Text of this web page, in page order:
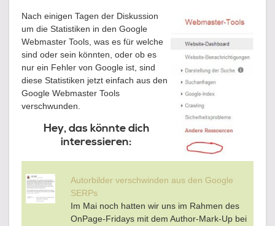
Nach einigen Tagen der Diskussion
um die Statistiken in den Google
Webmaster Tools, was es für welche
sind oder sein könnten, oder ob es
nur ein Fehler von Google ist, sind
diese Statistiken jetzt einfach aus den
Google Webmaster Tools
verschwunden.
Hey, das könnte dich
interessieren:
Autorbilder verschwinden aus den Google
SERPs
Im Mai noch hatten wir uns im Rahmen des
OnPage-Fridays mit dem Author-Mark-Up bei